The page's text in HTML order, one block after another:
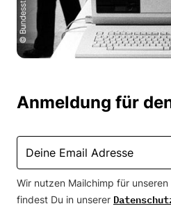
Anmeldung für
Wir nutzen Mailchimp für
findest Du in unserer